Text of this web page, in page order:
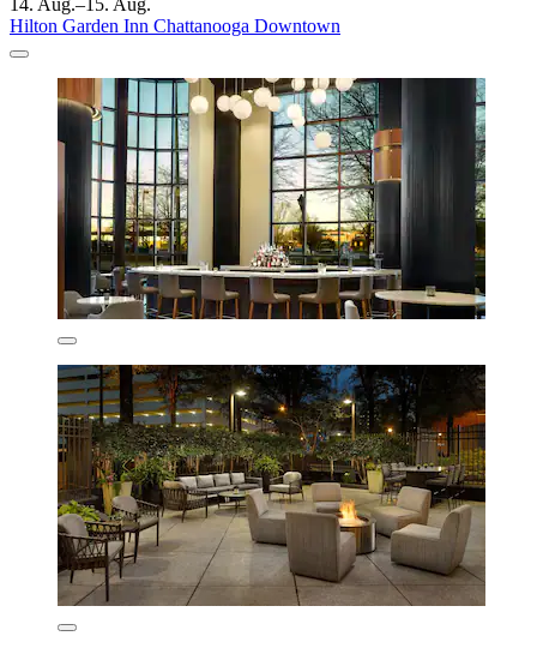
14. Aug.–15. Aug.
Hilton Garden Inn Chattanooga Downtown